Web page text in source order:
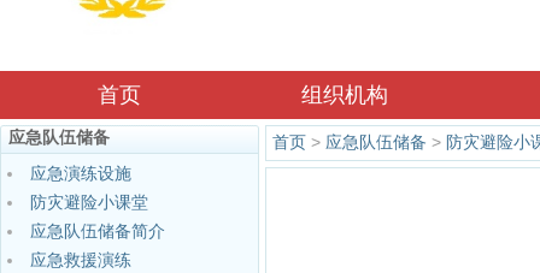
首页 组织机构
应急队伍储备
应急演练设施
防灾避险小课堂
应急队伍储备简介
应急救援演练
首页 > 应急队伍储备 > 防灾避险小